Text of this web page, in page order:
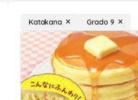
Katakana Grado 9